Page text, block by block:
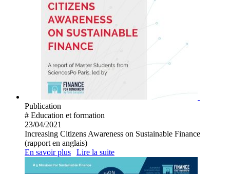
Publication
# Education et formation
23/04/2021
Increasing Citizens Awareness on Sustainable Finance
(rapport en anglais)
En savoir plus
Lire la suite